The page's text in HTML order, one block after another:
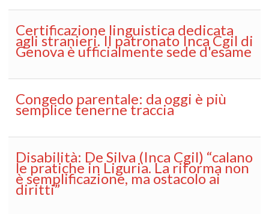
Certificazione linguistica dedicata
agli stranieri. Il patronato Inca Cgil di
Genova è ufficialmente sede d'esame
Congedo parentale: da oggi è più
semplice tenerne traccia
Disabilità: De Silva (Inca Cgil) “calano
le pratiche in Liguria. La riforma non
è semplificazione, ma ostacolo ai
diritti”